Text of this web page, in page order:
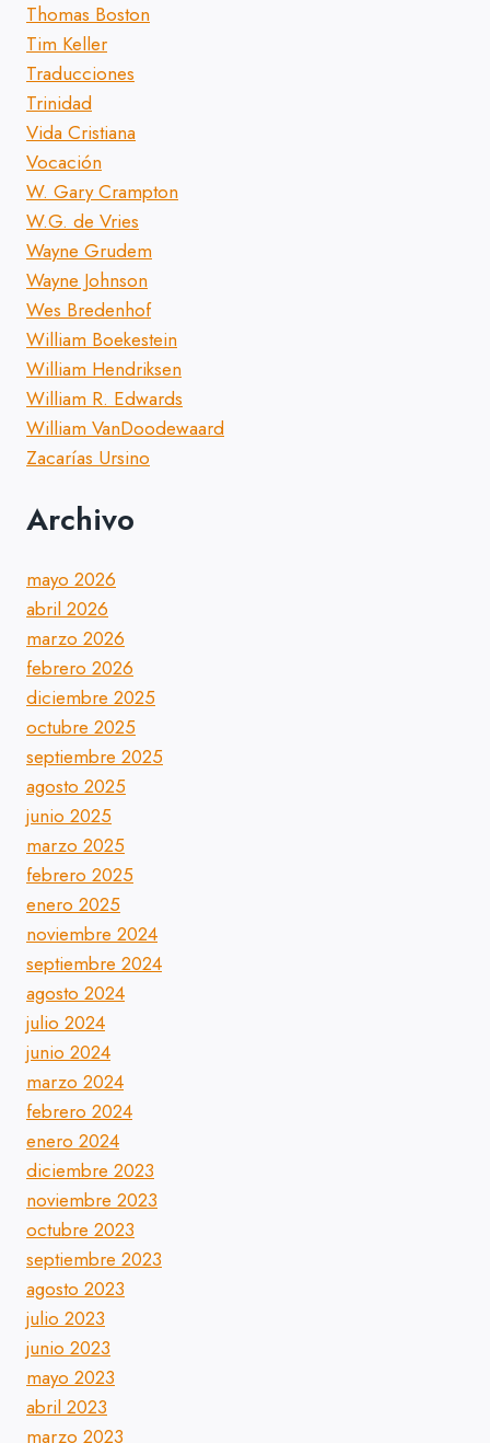
Thomas Boston
Tim Keller
Traducciones
Trinidad
Vida Cristiana
Vocación
W. Gary Crampton
W.G. de Vries
Wayne Grudem
Wayne Johnson
Wes Bredenhof
William Boekestein
William Hendriksen
William R. Edwards
William VanDoodewaard
Zacarías Ursino
Archivo
mayo 2026
abril 2026
marzo 2026
febrero 2026
diciembre 2025
octubre 2025
septiembre 2025
agosto 2025
junio 2025
marzo 2025
febrero 2025
enero 2025
noviembre 2024
septiembre 2024
agosto 2024
julio 2024
junio 2024
marzo 2024
febrero 2024
enero 2024
diciembre 2023
noviembre 2023
octubre 2023
septiembre 2023
agosto 2023
julio 2023
junio 2023
mayo 2023
abril 2023
marzo 2023